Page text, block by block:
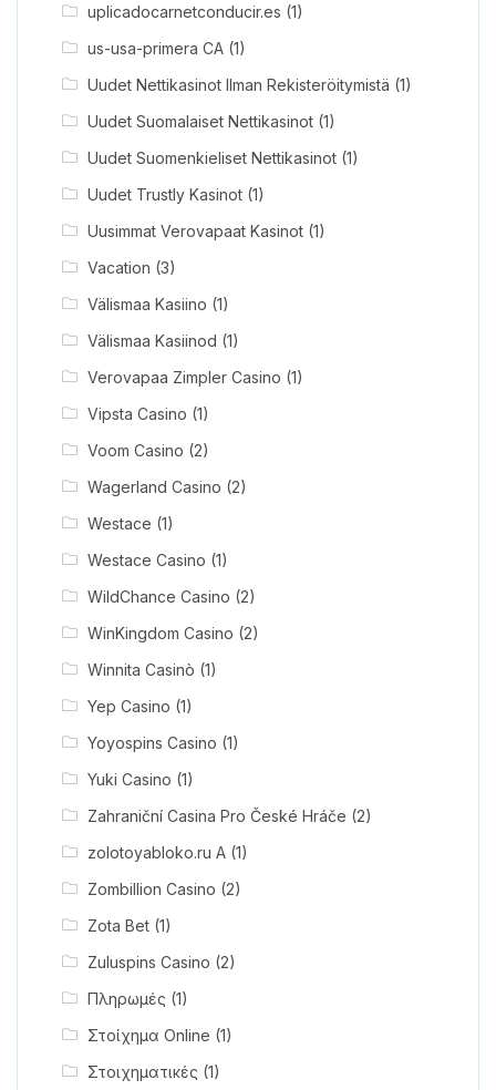
uplicadocarnetconducir.es (1)
us-usa-primera CA(1)
Uudet Nettikasinot Ilman Rekisteröitymistä (1)
Uudet Suomalaiset Nettikasinot(1)
Uudet Suomenkieliset Nettikasinot(1)
Uudet Trustly Kasinot(1)
Uusimmat Verovapaat Kasinot(1)
Vacation (3)
Välismaa Kasiino (1)
Välismaa Kasiinod (1)
Verovapaa Zimpler Casino (1)
Vipsta Casino (1)
Voom Casino (2)
Wagerland Casino (2)
Westace (1)
Westace Casino (1)
WildChance Casino (2)
WinKingdom Casino (2)
Winnita Casinò (1)
Yep Casino (1)
Yoyospins Casino (1)
Yuki Casino (1)
Zahraniční Casina Pro České Hráče (2)
zolotoyabloko.ru A(1)
Zombillion Casino (2)
Zota Bet(1)
Zuluspins Casino (2)
Πληρωμές (1)
Στοίχημα Online (1)
Στοιχηματικές (1)